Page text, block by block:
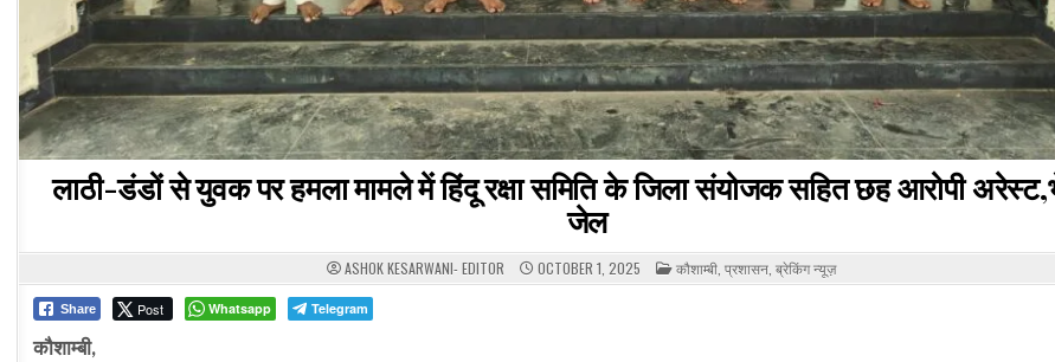
लाठी-डंडों से युवक पर हमला मामले में हिंदू रक्षा समिति के जिला संयोजक सहित छह आरोपी
जेल
ASHOK KESARWANI- EDITOR OCTOBER 1, 2025 POSTED
IN
कौशाम्बी प्रशासन ब्रेकिंग न्यूज़
Share Post Whatsapp Telegram
कौशाम्बी,